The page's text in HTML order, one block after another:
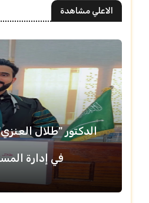
الاعلي مشاهدة
الدكتور "طلال
في إدارة المستشفيات